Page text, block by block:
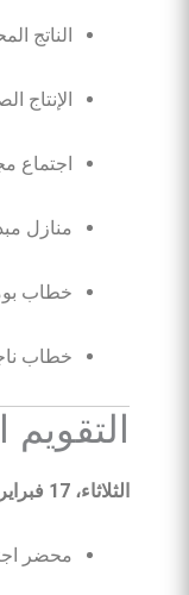
الناتج
الإنتاج
اجتماع
منازل
خطاب
خطاب
الثلاثاء، 17 فبراير 2026
محضر